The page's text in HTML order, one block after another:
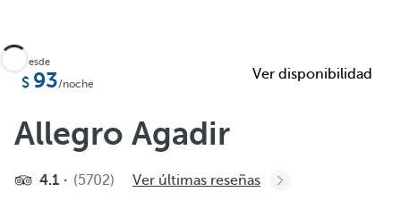
Desde
93/noche
Ver disponibilidad
Allegro Agadir
4.1 (5702) Ver últimas reseñas